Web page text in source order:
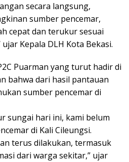
secara langsung,
sumber pencemar,
cepat dan terukur sesuai
Kepala DLH Kota Bekasi.
Puarman yang turut hadir di
bahwa dari hasil pantauan
sumber pencemar di
sungai hari ini, kami belum
di Kali Cileungsi.
terus dilakukan, termasuk
dari warga sekitar,” ujar